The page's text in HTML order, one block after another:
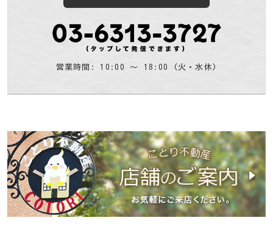
営業時間: 10:00 〜 18:00 (火・水休)